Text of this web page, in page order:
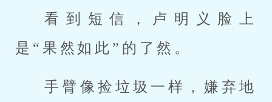
看到短信，卢明义脸上
是“果然如此”的了然。
手臂像捡垃圾一样，嫌弃地